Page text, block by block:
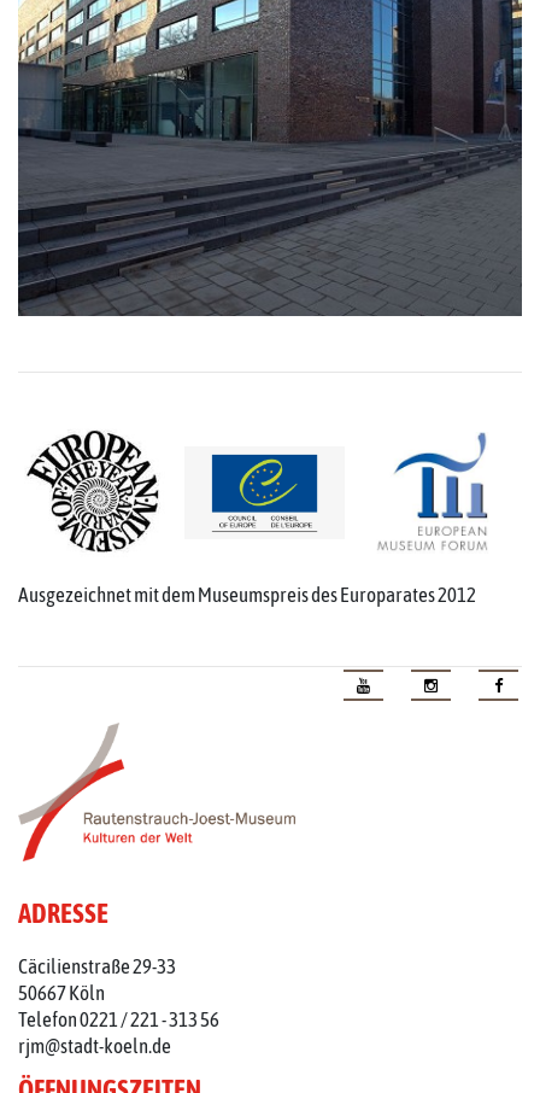
Ausgezeichnet mit dem Museumspreis des Europarates 2012
ADRESSE
Cäcilienstraße 29-33
50667 Köln
Telefon 0221 / 221 - 313 56
rjm@stadt-koeln.de